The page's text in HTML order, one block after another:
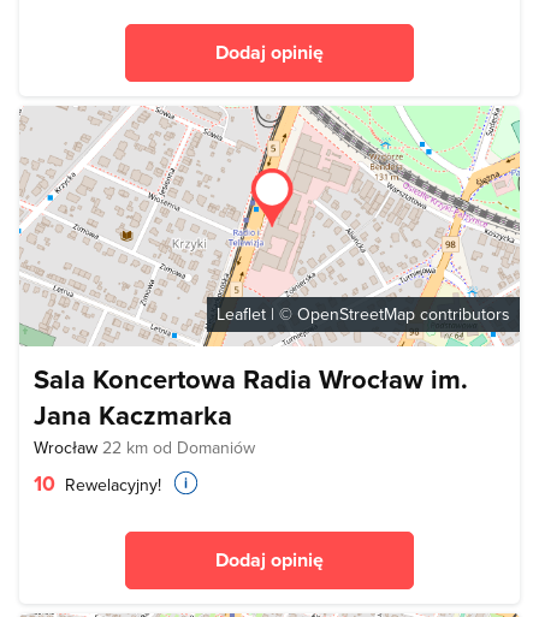
Dodaj opinię
Leaflet | © OpenStreetMap contributors
Sala Koncertowa Radia Wrocław im.
Jana Kaczmarka
Wrocław 22 km od Domaniów
10 Rewelacyjny!
Dodaj opinię